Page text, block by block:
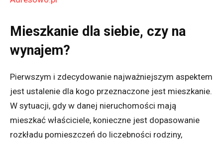
Mieszkanie dla siebie, czy na
wynajem?
Pierwszym i zdecydowanie najważniejszym aspektem
jest ustalenie dla kogo przeznaczone jest mieszkanie.
W sytuacji, gdy w danej nieruchomości mają
mieszkać właściciele, konieczne jest dopasowanie
rozkładu pomieszczeń do liczebności rodziny,